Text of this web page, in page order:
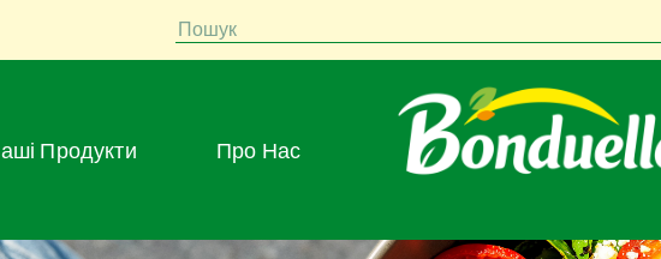
Пошук
Наші Продукти Про Нас